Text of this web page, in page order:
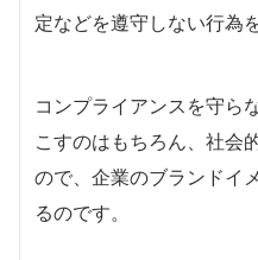
定などを遵守しない行為
コンプライアンスを守ら
こすのはもちろん、社会
ので、企業のブランドイ
るのです。